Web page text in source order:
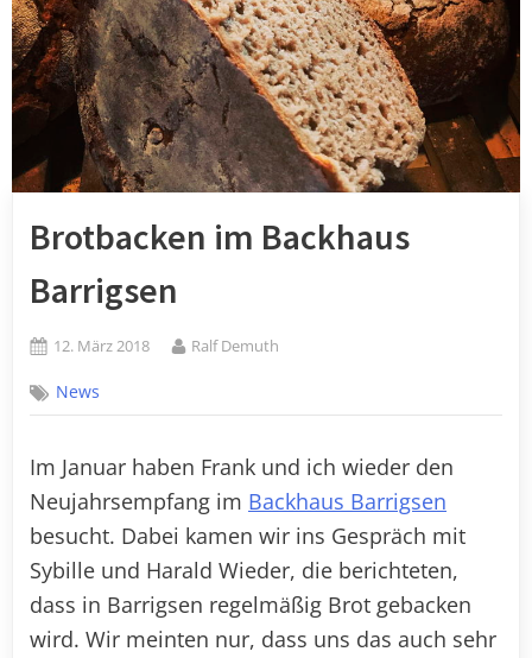
Brotbacken im Backhaus
Barrigsen
Posted
12. März 2018 By
Ralf Demuth
News
Im Januar haben Frank und ich wieder den
Neujahrsempfang im Backhaus Barrigsen
besucht. Dabei kamen wir ins Gespräch mit
Sybille und Harald Wieder, die berichteten,
dass in Barrigsen regelmäßig Brot gebacken
wird. Wir meinten nur, dass uns das auch sehr